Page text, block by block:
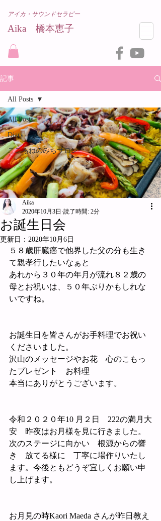
Aika 橋本恵子​
アイカ・サウンドセラピー
記事
All Posts
Diary
こころねのみちサロン
All Posts
お誕生日会
Aika
2020年10月3日 読了時間: 2分
更新日： 2020年10月6日
５８歳肝臓癌で他界した父の分も生き
て親孝行したいなぁと
あれから３０年の年月が流れ８２歳の
母とお祝いは、５０年ぶりかもしれな
いですね。
お誕生日を皆さんがお手料理でお祝い
くださいました。
沢山のメッセージやお花　心のこもっ
たプレゼント　お料理
本当にありがとうございます。
令和２０２０年10 月２日　222の満月大
安　昨夜はお月様を見に行きました。
次のステージに向かい　根源からの響
き　放てる様に　丁寧に場作りいたし
ます。今後ともどうぞ宜しくお願い申
し上げます。
お月見の時Kaori Maeda さんが昨日教え